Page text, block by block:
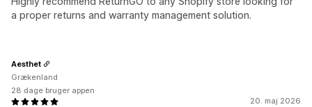
a proper returns and warranty management solution.
20. maj 2026
Aesthet
Grækenland
28 dage bruger appen